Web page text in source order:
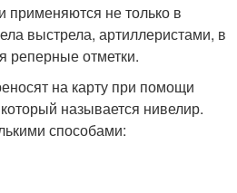
применяются не только в
выстрела, артиллеристами, в
реперные отметки.
на карту при помощи
называется нивелир.
способами: